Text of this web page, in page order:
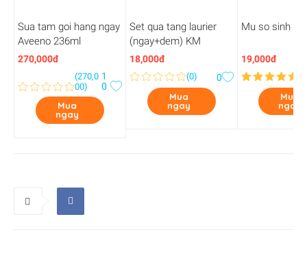
Sua tam goi hang ngay
Aveeno 236ml
270,000đ
(270,0
00)
1
0
Mua
ngay
Set qua tang laurier
(ngay+dem) KM
18,000đ
(0)
0
Mua
ngay
Mu so sinh
19,000đ
Mua
ngay